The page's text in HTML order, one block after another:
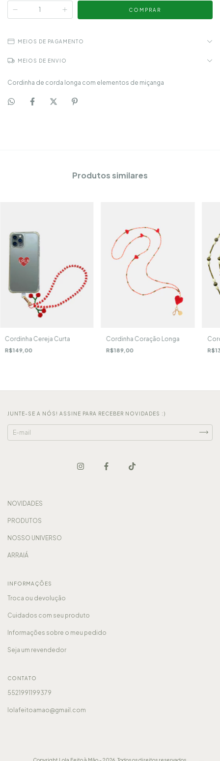
MEIOS DE PAGAMENTO
MEIOS DE ENVIO
Cordinha de corda longa com elementos de miçanga
Produtos similares
Cordinha Cereja Curta
R$149,00
Cordinha Coração Longa
R$189,00
JUNTE-SE A NÓS! ASSINE PARA RECEBER NOVIDADES :)
NOVIDADES
PRODUTOS
NOSSO UNIVERSO
ARRAIÁ
INFORMAÇÕES
Troca ou devolução
Cuidados com seu produto
Informações sobre o meu pedido
Seja um revendedor
CONTATO
5521991199379
lolafeitoamao@gmail.com